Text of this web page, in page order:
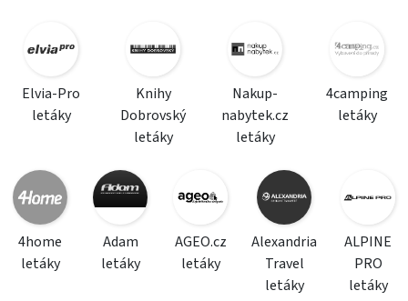
Elvia-Pro
letáky
Knihy
Dobrovský
letáky
Nakup-
nabytek.cz
letáky
4camping
letáky
4home
letáky
Adam
letáky
AGEO.cz
letáky
Alexandria
Travel
letáky
ALPINE
PRO
letáky